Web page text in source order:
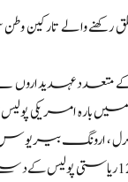
عہدیداروں نے
کے سلسلے میں بارہ
، ارونگ بیریوس
معلوم ہوا ہے کہ 19 تارکین وطن کے